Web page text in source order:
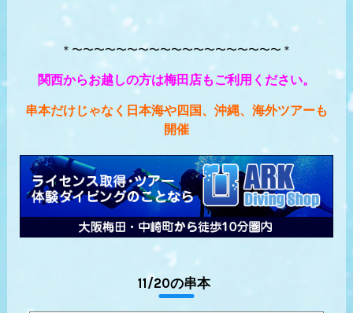
＊〜〜〜〜〜〜〜〜〜〜〜〜〜〜〜〜〜〜〜＊
関西からお越しの方は梅田店もご利用ください。
串本だけじゃなく日本海や四国、沖縄、海外ツアーも
開催
11/20の串本